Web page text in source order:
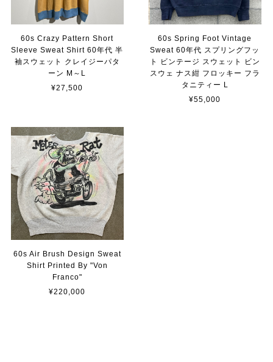
60s Crazy Pattern Short
Sleeve Sweat Shirt 60年代 半
袖スウェット クレイジーパタ
ーン M～L
¥27,500
60s Spring Foot Vintage
Sweat 60年代 スプリングフッ
ト ビンテージ スウェット ビン
スウェ ナス紺 フロッキー フラ
タニティー L
¥55,000
60s Air Brush Design Sweat
Shirt Printed By "Von
Franco"
¥220,000